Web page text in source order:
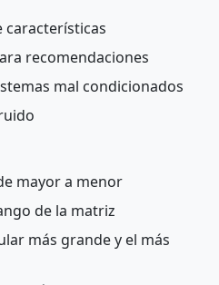
características
recomendaciones
mal condicionados
mayor a menor
de la matriz
más grande y el más